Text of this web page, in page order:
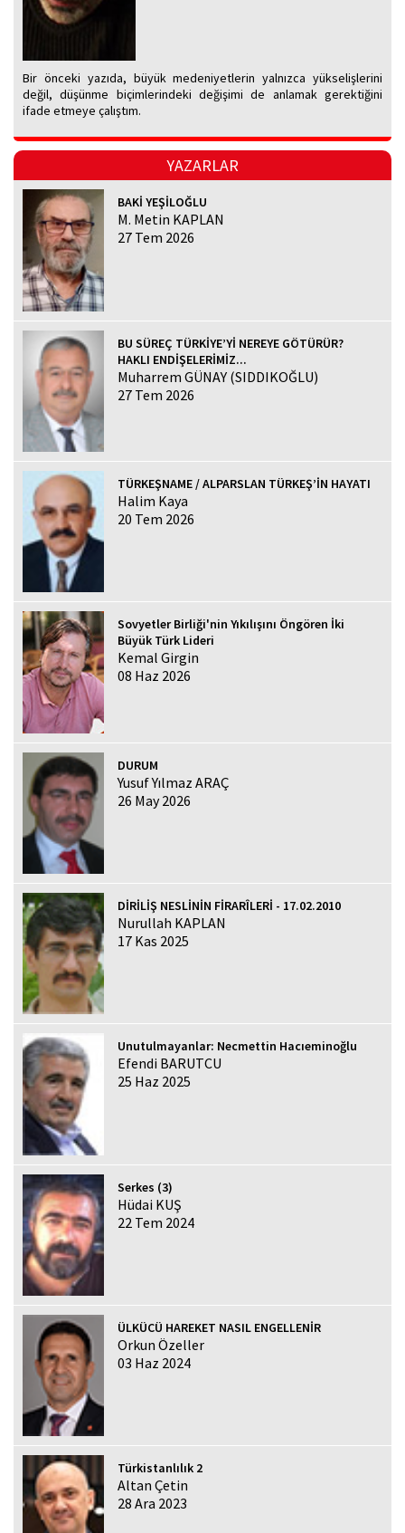
Bir önceki yazıda, büyük medeniyetlerin yalnızca yükselişlerini
değil, düşünme biçimlerindeki değişimi de anlamak gerektiğini
ifade etmeye çalıştım.
YAZARLAR
BAKİ YEŞİLOĞLU
M. Metin KAPLAN
27 Tem 2026
BU SÜREÇ TÜRKİYE’Yİ NEREYE GÖTÜRÜR?
HAKLI ENDİŞELERİMİZ...
Muharrem GÜNAY (SIDDIKOĞLU)
27 Tem 2026
TÜRKEŞNAME / ALPARSLAN TÜRKEŞ’İN HAYATI
Halim Kaya
20 Tem 2026
Sovyetler Birliği'nin Yıkılışını Öngören İki
Büyük Türk Lideri
Kemal Girgin
08 Haz 2026
DURUM
Yusuf Yılmaz ARAÇ
26 May 2026
DİRİLİŞ NESLİNİN FİRARÎLERİ - 17.02.2010
Nurullah KAPLAN
17 Kas 2025
Unutulmayanlar: Necmettin Hacıeminoğlu
Efendi BARUTCU
25 Haz 2025
Serkes (3)
Hüdai KUŞ
22 Tem 2024
ÜLKÜCÜ HAREKET NASIL ENGELLENİR
Orkun Özeller
03 Haz 2024
Türkistanlılık 2
Altan Çetin
28 Ara 2023